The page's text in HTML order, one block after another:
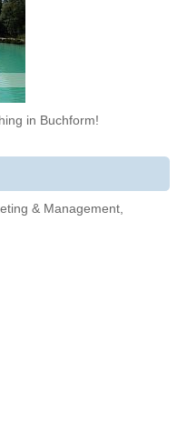
in Buchform!
& Management,